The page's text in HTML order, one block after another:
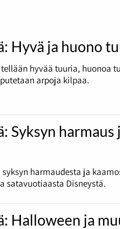
Hyvä ja huono
hyvää tuuria, huonoa
arpoja kilpaa.
Syksyn harmaus
harmaudesta ja
satavuotiaasta Disneystä.
Halloween ja